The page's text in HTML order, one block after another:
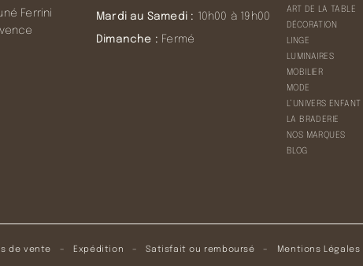
Ferrini
Mardi au Samedi : 10h00 à 19h00
Dimanche : Fermé
ART DE LA TABLE
DÉCORATION
LINGE
LUMINAIRES
MOBILIER
MODE
L’UNIVERS ENFANT
LA BRADERIE
NOS MARQUES
BLOG
de vente – Expédition –Satisfait ou remboursé – Mentions Légales